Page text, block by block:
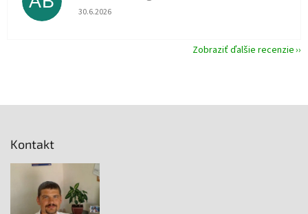
Hodnotenie obchodu je 5 z 5 hviezdičiek.
30.6.2026
Zobraziť ďalšie recenzie
Kontakt